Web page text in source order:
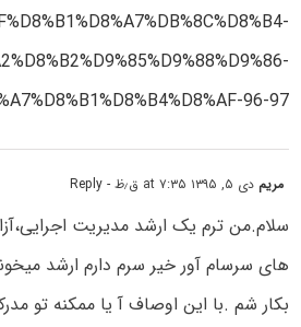
96-97/
مریم دی ۵, ۱۳۹۵ at ۷:۳۵ ق٫ظ - Reply
سلام.من ترم یک ارشد مدیریت
های سرسام آور خیر سرم دارم ارشد
بکار شم .با این اوصاف آ یا ممکنه تو